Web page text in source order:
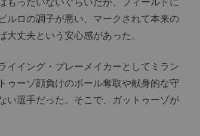
ルロの調子が悪い、マークされて本来の
丈夫という安心感があった。
イング・プレーメイカーとしてミラン
ゥーゾ顔負けのボール奪取や献身的な守
い選手だった。そこで、ガットゥーゾが